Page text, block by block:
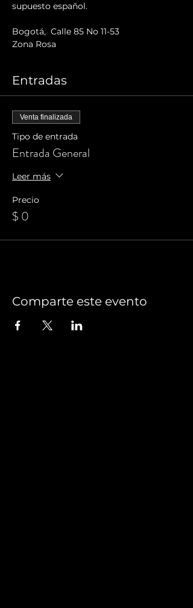
supuesto español.
Bogotá,  Calle 85 No 11-53
Zona Rosa
Entradas
Venta finalizada
Tipo de entrada
Entrada General
Leer más
Precio
$ 0
Comparte este evento